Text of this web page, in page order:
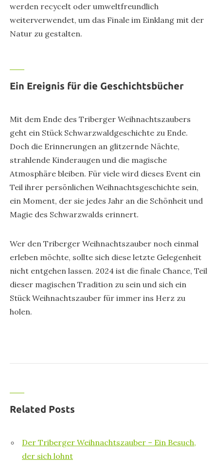
werden recycelt oder umweltfreundlich
weiterverwendet, um das Finale im Einklang mit der
Natur zu gestalten.
Ein Ereignis für die Geschichtsbücher
Mit dem Ende des Triberger Weihnachtszaubers
geht ein Stück Schwarzwaldgeschichte zu Ende.
Doch die Erinnerungen an glitzernde Nächte,
strahlende Kinderaugen und die magische
Atmosphäre bleiben. Für viele wird dieses Event ein
Teil ihrer persönlichen Weihnachtsgeschichte sein,
ein Moment, der sie jedes Jahr an die Schönheit und
Magie des Schwarzwalds erinnert.
Wer den Triberger Weihnachtszauber noch einmal
erleben möchte, sollte sich diese letzte Gelegenheit
nicht entgehen lassen. 2024 ist die finale Chance, Teil
dieser magischen Tradition zu sein und sich ein
Stück Weihnachtszauber für immer ins Herz zu
holen.
Related Posts
Der Triberger Weihnachtszauber – Ein Besuch,
der sich lohnt